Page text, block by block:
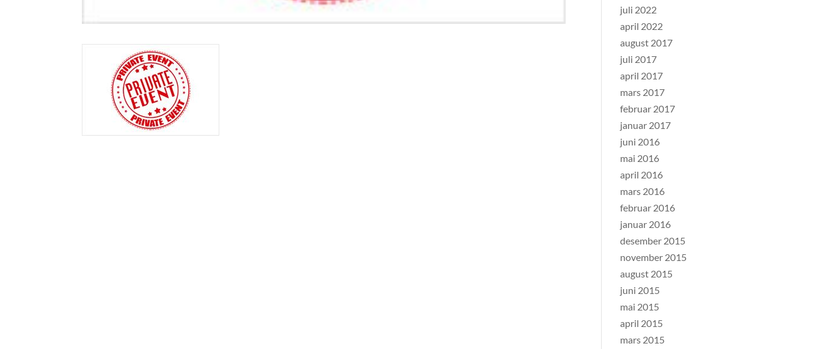
juli 2022
april 2022
august 2017
juli 2017
april 2017
mars 2017
februar 2017
januar 2017
juni 2016
mai 2016
april 2016
mars 2016
februar 2016
januar 2016
desember 2015
november 2015
august 2015
juni 2015
mai 2015
april 2015
mars 2015